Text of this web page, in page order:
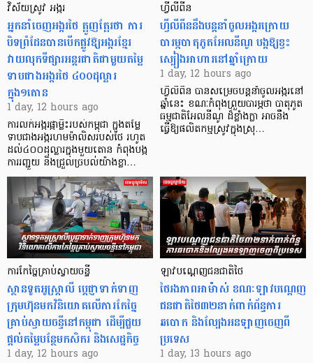
វិស័យស្រូវ អង្ករ
អ្នកនាំចេញអង្ករថៃ ត្អូញត្អែរថា ការ
បិទព្រំដែនបានបើកផ្លូវឱ្យអង្ករខ្មែរ
វាយលុកទីផ្សារអន្តរជាតិជាមួយតម្លៃ
ទាបជាងអង្ករថៃ ៤០០ដុល្លារ
ក្នុង១តោន
1 day, 12 hours ago
ការលក់អង្ករផ្កាម្លិះរបស់កម្ពុជា ក្នុងតម្លៃ
ទាបជាងអង្ករហមម៉ាលិសរបស់ថៃ រហូត
ដល់៤០០ដុល្លារក្នុងមួយតោន កំពុងបង្ក
ការរញ្ជួយ និងជ្រួលច្របល់យ៉ាងខ្លា…
ហ្វីលីពីន
ហ្វីលីពីននឹងបន្តនាំចូលអង្ករក្រោយ
បារម្ភបាតុភូតអែលនីណូ បង្កឱ្យខ្វះ
ស្បៀងអាហារនៅឆ្នាំក្រោយ
1 day, 12 hours ago
ហ្វីលីពីន បាន​សម្រេចបន្តនាំចូលអង្ករនៅ
ឆ្នាំនេះ ខណៈកំពុងព្រួយបារម្ភថា បាតុភូត
ធម្មជាតិអែលនីណូ ដ៏ខ្លាំងក្លា​ អាចនឹង
ធ្វើឱ្យផលិតកម្មស្រូវក្នុងស្រុ…
ការកែច្នៃគ្រាប់ស្វាយចន្ទី
ស្ថានទូតអូស្ត្រាលី ប្តេជ្ញាទាក់ទាញ
ក្រុមហ៊ុនមក​វិនិយោគលើការកែច្នៃ
គ្រាប់ស្វាយចន្ទីនៅកម្ពុជា ដើម្បីជួយ
ផ្តល់តម្លៃបន្ថែមកសិករ និងសេដ្ឋកិច្ច
1 day, 12 hours ago
ឡាវបណ្តេញជនជាតិថៃ
ថៃរងភាពអាម៉ាស់ ខណៈឡាវបណ្តេញ
ជនជាតិថៃ៣២នាក់ពាក់ព័ន្ធការ
ឆបោក និងល្បែងអនឡាញចេញពី
ប្រទេស
1 day, 13 hours ago